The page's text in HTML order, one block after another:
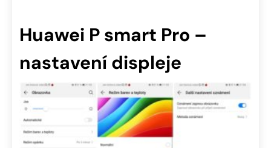
Huawei P smart Pro –
nastavení displeje